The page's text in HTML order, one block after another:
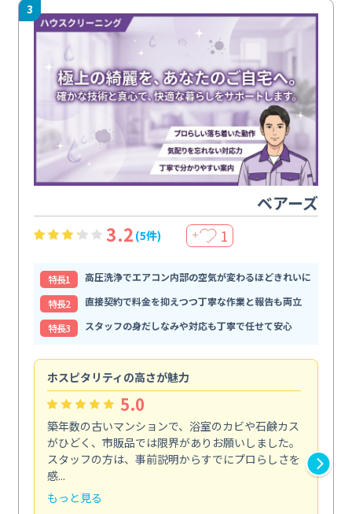
3
ベアーズ
3.2 (5件) ＋ 1
特⻑1
高圧洗浄でエアコン内部の空気が変わるほどきれいに
特⻑2
直接契約で料金を抑えつつ丁寧な作業と報告も両立
特⻑3
スタッフの身だしなみや対応も丁寧で任せて安心
ホスピタリティの高さが魅力
5.0
築年数の古いマンションで、浴室のカビや石鹸カス
がひどく、市販品では限界がありお願いしました。
スタッフの方は、事前説明からすでにプロらしさを
感...
もっと見る